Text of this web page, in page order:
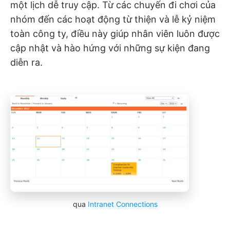
một lịch dễ truy cập. Từ các chuyến đi chơi của
nhóm đến các hoạt động từ thiện và lễ kỷ niệm
toàn công ty, điều này giúp nhân viên luôn được
cập nhật và hào hứng với những sự kiện đang
diễn ra.
qua Intranet Connections